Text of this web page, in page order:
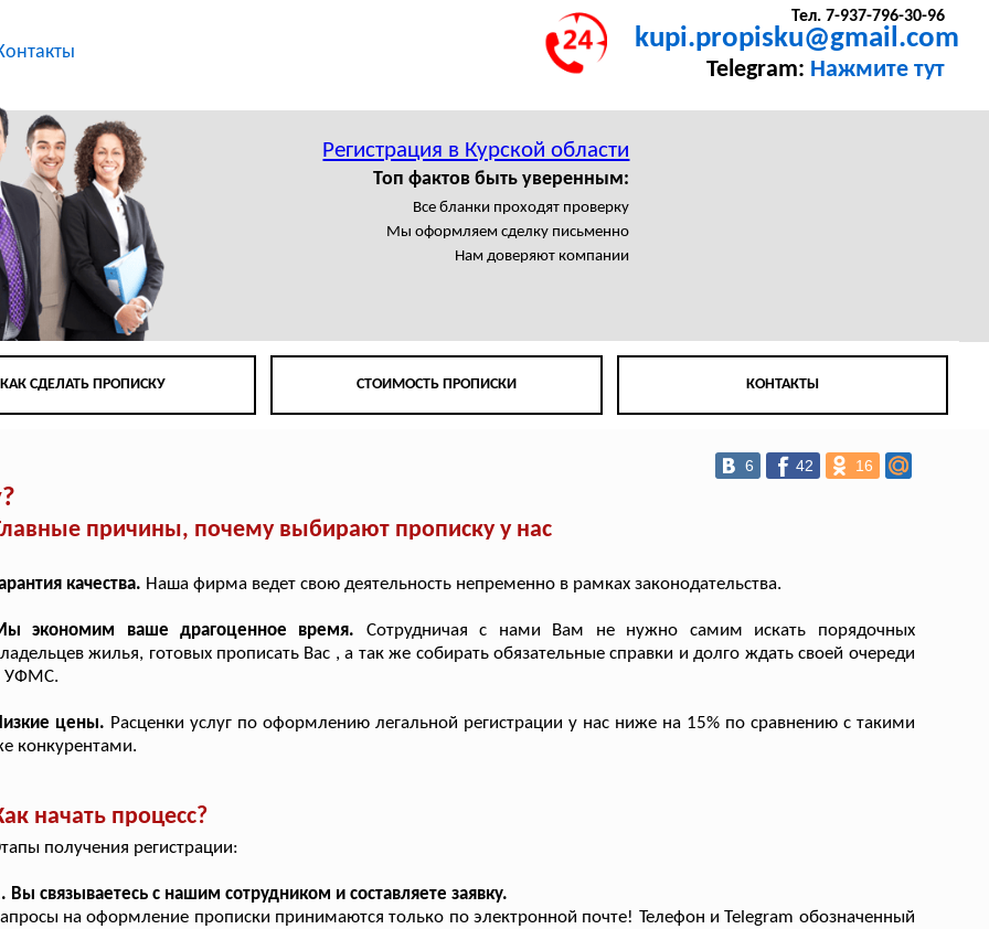
Тел. 7-937-796-30-96
kupi.propisku@gmail.com
Telegram: Нажмите тут
Регистрация в Курской области
Топ фактов быть уверенным:
Все бланки проходят проверку
Мы оформляем сделку письменно
Нам доверяют компании
КАК СДЕЛАТЬ ПРОПИСКУ СТОИМОСТЬ ПРОПИСКИ КОНТАКТЫ
6 42 16
причины, почему выбирают прописку у нас
качества. Наша фирма ведет свою деятельность непременно в рамках законодательства.
экономим ваше драгоценное время. Сотрудничая с нами Вам не нужно самим искать порядочных
жилья, готовых прописать Вас , а так же собирать обязательные справки и долго ждать своей очереди
УФМС.
цены. Расценки услуг по оформлению легальной регистрации у нас ниже на 15% по сравнению с такими
конкурентами.
начать процесс?
получения регистрации:
Вы связываетесь с нашим сотрудником и составляете заявку.
на оформление прописки принимаются только по электронной почте! Телефон и Telegram обозначенный